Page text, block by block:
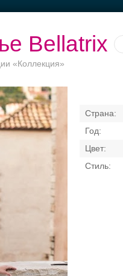
Bellatrix
«Коллекция»
Приватное
в центре
отеле